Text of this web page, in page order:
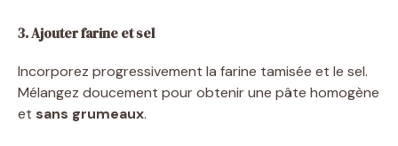
e
3. Ajouter farine et sel
Incorporez progressivement la farine tamisée et le sel.
Mélangez doucement pour obtenir une pâte homogène
et sans grumeaux.